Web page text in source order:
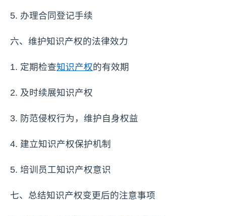
5. 办理合同登记手续
六、维护知识产权的法律效力
1. 定期检查知识产权的有效期
2. 及时续展知识产权
3. 防范侵权行为，维护自身权益
4. 建立知识产权保护机制
5. 培训员工知识产权意识
七、总结知识产权变更后的注意事项